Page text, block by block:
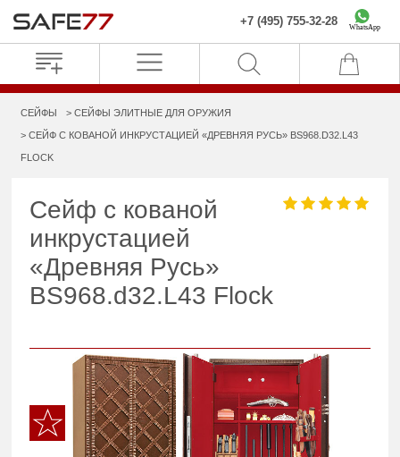
+7 (495) 755-32-28 WhatsApp
СЕЙФЫ СЕЙФЫ ЭЛИТНЫЕ ДЛЯ ОРУЖИЯ
СЕЙФ С КОВАНОЙ ИНКРУСТАЦИЕЙ «ДРЕВНЯЯ РУСЬ» BS968.D32.L43
FLOCK
Сейф с кованой
инкрустацией
«Древняя Русь»
BS968.d32.L43 Flock